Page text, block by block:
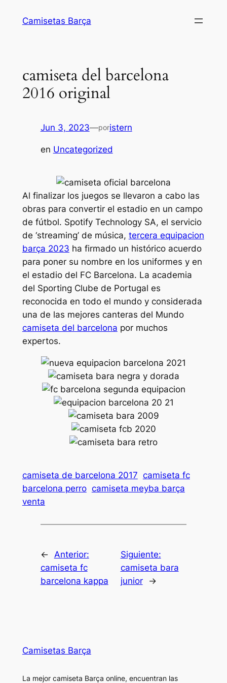
Camisetas Barça
camiseta del barcelona
2016 original
Jun 3, 2023—poristern
en Uncategorized
Al finalizar los juegos se llevaron a cabo las
obras para convertir el estadio en un campo
de fútbol. Spotify Technology SA, el servicio
de ‘streaming’ de música, tercera equipacion
barça 2023 ha firmado un histórico acuerdo
para poner su nombre en los uniformes y en
el estadio del FC Barcelona. La academia
del Sporting Clube de Portugal es
reconocida en todo el mundo y considerada
una de las mejores canteras del Mundo
camiseta del barcelona por muchos
expertos.
camiseta de barcelona 2017 camiseta fc
barcelona perro camiseta meyba barça
venta
←
Anterior:
camiseta fc
barcelona kappa
Siguiente:
camiseta bara
junior
→
Camisetas Barça
La mejor camiseta Barça online, encuentran las